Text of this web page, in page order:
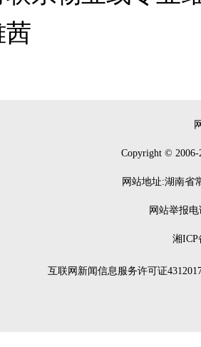
茜
Copyright © 2006-
网站地址:湖南省
网站举报
湘ICP
互联网新闻信息服务许可证